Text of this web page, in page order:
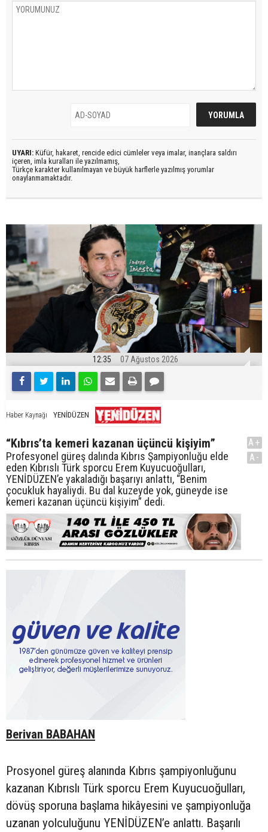
UYARI: Küfür, hakaret, rencide edici cümleler veya imalar, inançlara saldırı
içeren, imla kuralları ile yazılmamış,
Türkçe karakter kullanılmayan ve büyük harflerle yazılmış yorumlar
onaylanmamaktadır.
12:35 07 Ağustos 2026
Haber Kaynağı YENİDÜZEN
“Kıbrıs’ta kemeri kazanan üçüncü kişiyim”
Profesyonel güreş dalında Kıbrıs Şampiyonluğu elde
eden Kıbrıslı Türk sporcu Erem Kuyucuoğulları,
YENİDÜZEN’e yakaladığı başarıyı anlattı, “Benim
çocukluk hayaliydi. Bu dal kuzeyde yok, güneyde ise
kemeri kazanan üçüncü kişiyim” dedi.
A+
A-
Berivan BABAHAN
Prosyonel güreş alanında Kıbrıs şampiyonluğunu
kazanan Kıbrıslı Türk sporcu Erem Kuyucuoğulları,
dövüş sporuna başlama hikâyesini ve şampiyonluğa
uzanan yolculuğunu YENİDÜZEN’e anlattı. Başarılı